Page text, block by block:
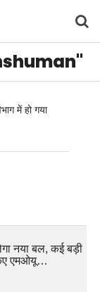
टिहरी गढ़वाल
हरिद्वारदेश दुनिया
में हो गया
नया बल, कई बड़ी
एमओयू…